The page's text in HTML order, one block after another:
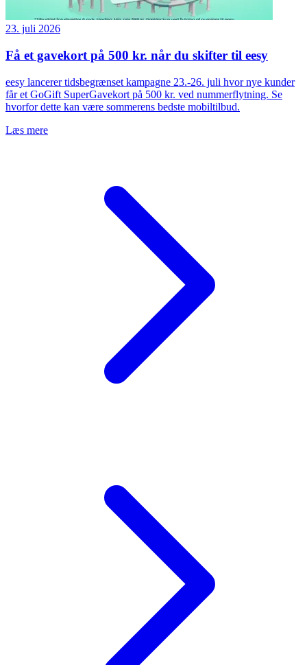
23. juli 2026
Få et gavekort på 500 kr. når du skifter til eesy
eesy lancerer tidsbegrænset kampagne 23.-26. juli hvor nye kunder
får et GoGift SuperGavekort på 500 kr. ved nummerflytning. Se
hvorfor dette kan være sommerens bedste mobiltilbud.
Læs mere